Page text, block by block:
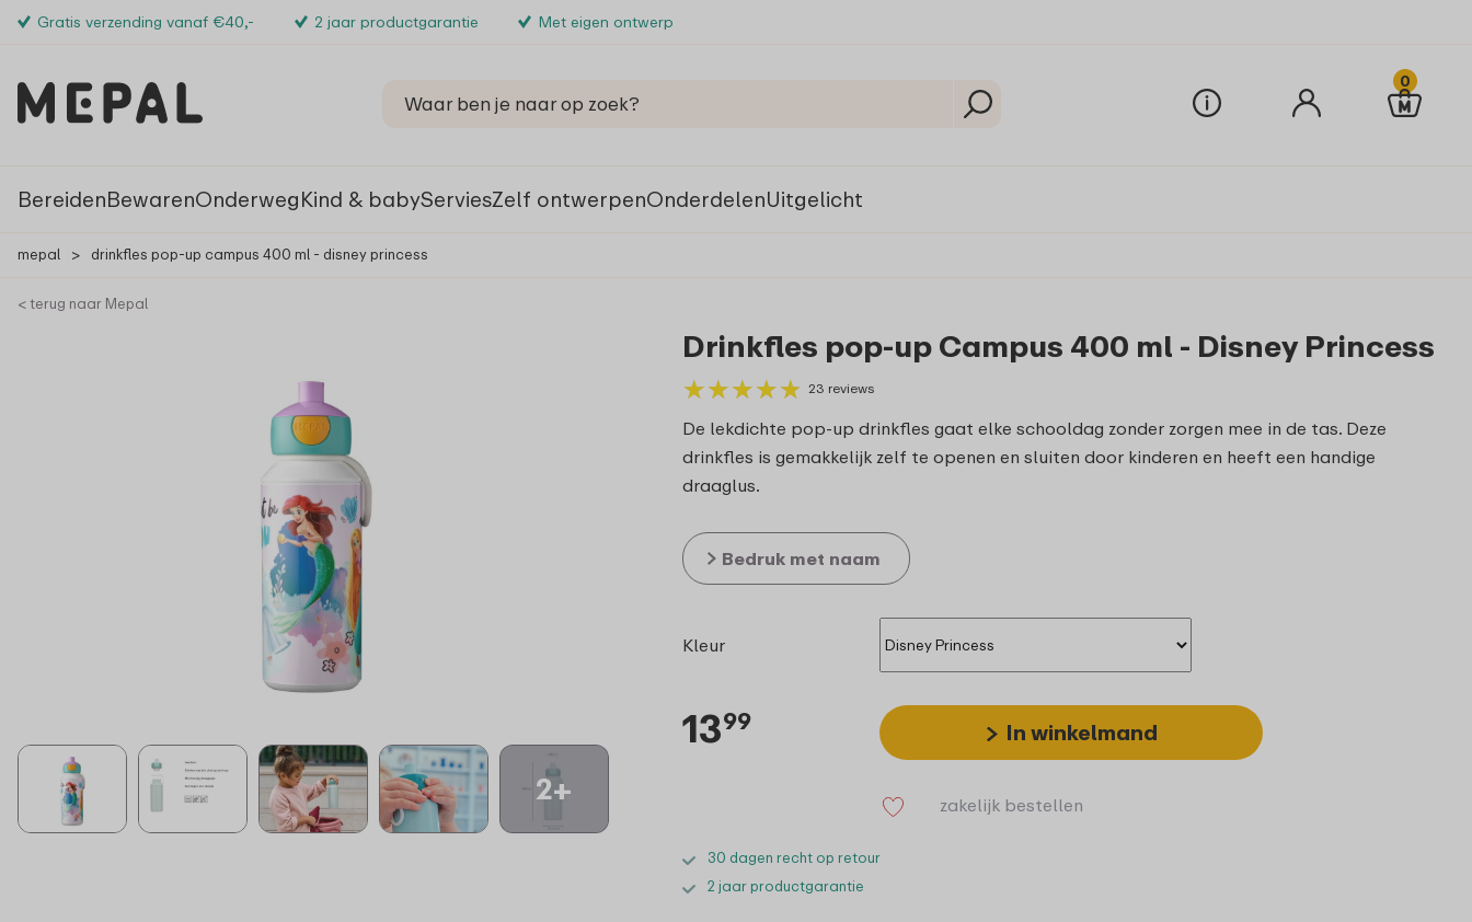
Gratis verzending vanaf €40,- 2 jaar productgarantie Met eigen ontwerp
0
BereidenBewarenOnderwegKind & babyServiesZelf ontwerpenOnderdelenUitgelicht
mepal > drinkfles pop-up campus 400 ml - disney princess
< terug naar Mepal
2+
Drinkfles pop-up Campus 400 ml - Disney Princess
★★★★★
★★★★★ 23 reviews
De lekdichte pop-up drinkfles gaat elke schooldag zonder zorgen mee in de tas. Deze
drinkfles is gemakkelijk zelf te openen en sluiten door kinderen en heeft een handige
draaglus.
Bedruk met naam
Kleur
1399 In winkelmand
zakelijk bestellen
30 dagen recht op retour
2 jaar productgarantie